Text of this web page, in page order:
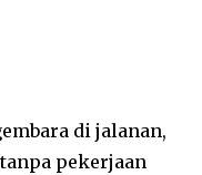
di jalanan,
pekerjaan